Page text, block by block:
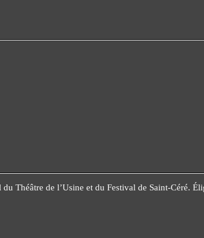
Théâtre de l’Usine et du Festival de Saint-Céré.